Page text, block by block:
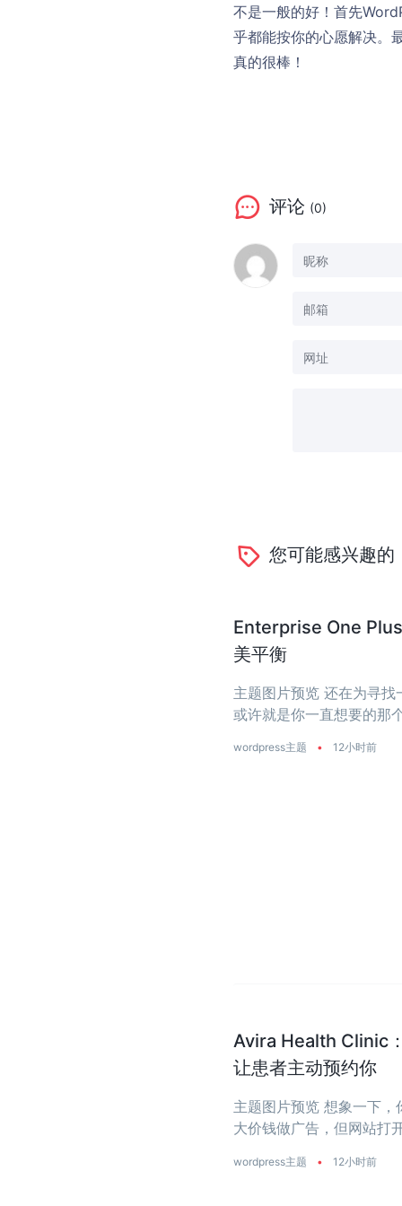
不是一般的好！首先
乎都能按你的心愿解决。
真的很棒！
评论 (0)
您可能感兴趣的
Enterprise One
美平衡
主题图片预览 还在为寻
或许就是你一直想要的那
wordpress主题 • 12小时前
Avira Health Clinic
让患者主动预约你
主题图片预览 想象一下
大价钱做广告，但网站打
wordpress主题 • 12小时前